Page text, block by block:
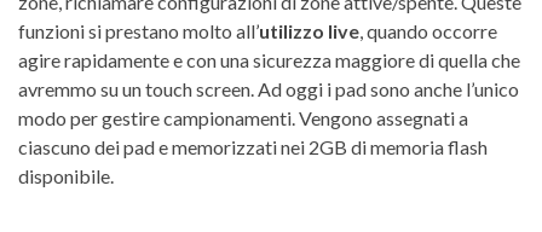
funzioni si prestano molto all’utilizzo live, quando occorre
agire rapidamente e con una sicurezza maggiore di quella che
avremmo su un touch screen. Ad oggi i pad sono anche l’unico
modo per gestire campionamenti. Vengono assegnati a
ciascuno dei pad e memorizzati nei 2GB di memoria flash
disponibile.